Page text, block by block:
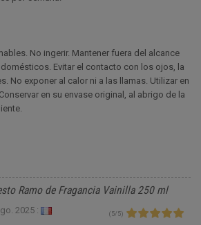
No ingerir. Mantener fuera del alcance
Evitar el contacto con los ojos, la
No exponer al calor ni a las llamas. Utilizar en
en su envase original, al abrigo de la
Ramo de Fragancia Vainilla 250 ml
2025 : ( 5/ 5)